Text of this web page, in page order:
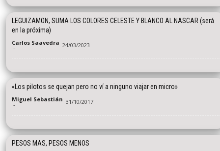
LEGUIZAMON, SUMA LOS COLORES CELESTE Y BLANCO AL NASCAR (será
en la próxima)
Carlos Saavedra
- 24/03/2023
«Los pilotos se quejan pero no ví a ninguno viajar en micro»
Miguel Sebastián
- 31/10/2017
PESOS MAS, PESOS MENOS